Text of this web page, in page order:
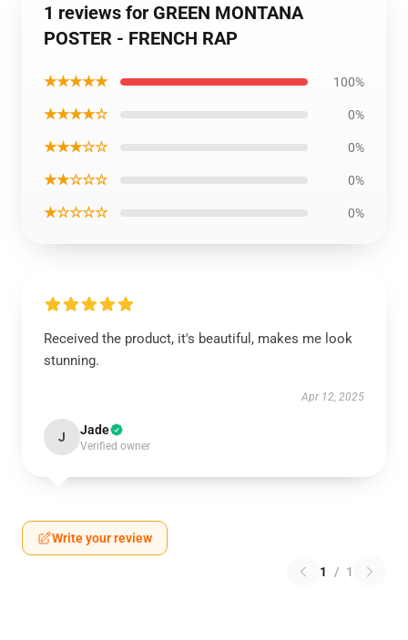
1 reviews for GREEN MONTANA
POSTER - FRENCH RAP
★★★★★ 100%
★★★★☆ 0%
★★★☆☆ 0%
★★☆☆☆ 0%
★☆☆☆☆ 0%
Received the product, it's beautiful, makes me look
stunning.
Apr 12, 2025
J Jade
Verified owner
Write your review
1 / 1